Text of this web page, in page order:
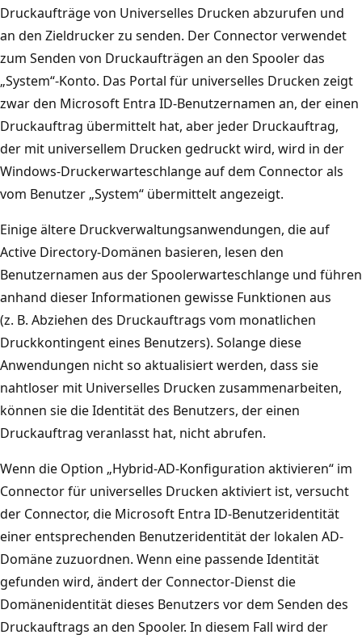
Druckaufträge von Universelles Drucken abzurufen und
an den Zieldrucker zu senden. Der Connector verwendet
zum Senden von Druckaufträgen an den Spooler das
„System“-Konto. Das Portal für universelles Drucken zeigt
zwar den Microsoft Entra ID-Benutzernamen an, der einen
Druckauftrag übermittelt hat, aber jeder Druckauftrag,
der mit universellem Drucken gedruckt wird, wird in der
Windows-Druckerwarteschlange auf dem Connector als
vom Benutzer „System“ übermittelt angezeigt.
Einige ältere Druckverwaltungsanwendungen, die auf
Active Directory-Domänen basieren, lesen den
Benutzernamen aus der Spoolerwarteschlange und führen
anhand dieser Informationen gewisse Funktionen aus
(z. B. Abziehen des Druckauftrags vom monatlichen
Druckkontingent eines Benutzers). Solange diese
Anwendungen nicht so aktualisiert werden, dass sie
nahtloser mit Universelles Drucken zusammenarbeiten,
können sie die Identität des Benutzers, der einen
Druckauftrag veranlasst hat, nicht abrufen.
Wenn die Option „Hybrid-AD-Konfiguration aktivieren“ im
Connector für universelles Drucken aktiviert ist, versucht
der Connector, die Microsoft Entra ID-Benutzeridentität
einer entsprechenden Benutzeridentität der lokalen AD-
Domäne zuzuordnen. Wenn eine passende Identität
gefunden wird, ändert der Connector-Dienst die
Domänenidentität dieses Benutzers vor dem Senden des
Druckauftrags an den Spooler. In diesem Fall wird der